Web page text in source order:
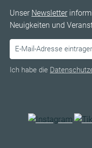
Unser Newsletter
Neuigkeiten und
Ich habe die